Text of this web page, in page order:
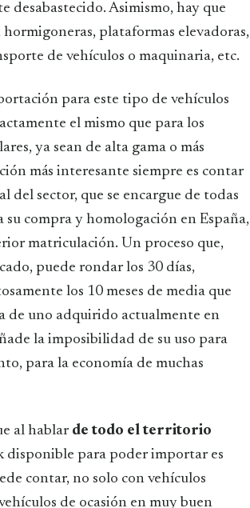
desabastecido. Asimismo, hay que
plataformas elevadoras,
de vehículos o maquinaria, etc.
para este tipo de vehículos
el mismo que para los
ya sean de alta gama o más
más interesante siempre es contar
del sector, que se encargue de todas
su compra y homologación en España,
matriculación. Un proceso que,
puede rondar los 30 días,
los 10 meses de media que
de uno adquirido actualmente en
la imposibilidad de su uso para
para la economía de muchas
al hablar de todo el territorio
disponible para poder importar es
contar, no solo con vehículos
de ocasión en muy buen